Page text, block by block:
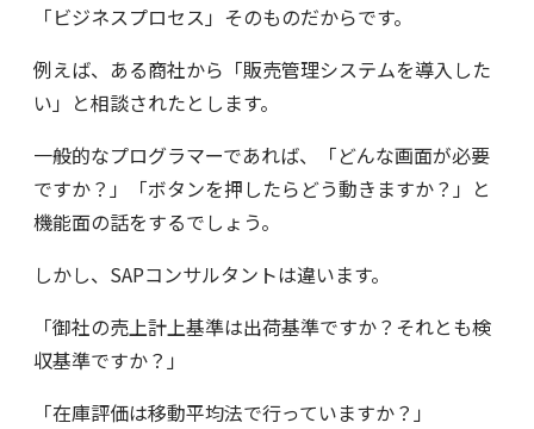
「ビジネスプロセス」そのものだからです。
例えば、ある商社から「販売管理システムを導入した
い」と相談されたとします。
一般的なプログラマーであれば、「どんな画面が必要
ですか？」「ボタンを押したらどう動きますか？」と
機能面の話をするでしょう。
しかし、SAPコンサルタントは違います。
「御社の売上計上基準は出荷基準ですか？それとも検
収基準ですか？」
「在庫評価は移動平均法で行っていますか？」